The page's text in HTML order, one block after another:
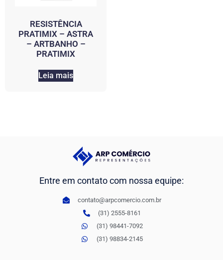
RESISTÊNCIA
PRATIMIX – ASTRA
– ARTBANHO –
PRATIMIX
Leia mais
Entre em contato com nossa equipe:
contato@arpcomercio.com.br
(31) 2555-8161
(31) 98441-7092
(31) 98834-2145